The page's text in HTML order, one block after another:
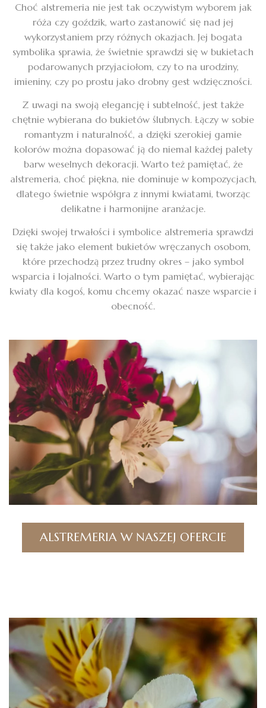
Choć alstremeria nie jest tak oczywistym wyborem jak
róża czy goździk, warto zastanowić się nad jej
wykorzystaniem przy różnych okazjach. Jej bogata
symbolika sprawia, że świetnie sprawdzi się w bukietach
podarowanych przyjaciołom, czy to na urodziny,
imieniny, czy po prostu jako drobny gest wdzięczności.
Z uwagi na swoją elegancję i subtelność, jest także
chętnie wybierana do bukietów ślubnych. Łączy w sobie
romantyzm i naturalność, a dzięki szerokiej gamie
kolorów można dopasować ją do niemal każdej palety
barw weselnych dekoracji. Warto też pamiętać, że
alstremeria, choć piękna, nie dominuje w kompozycjach,
dlatego świetnie współgra z innymi kwiatami, tworząc
delikatne i harmonijne aranżacje.
Dzięki swojej trwałości i symbolice alstremeria sprawdzi
się także jako element bukietów wręczanych osobom,
które przechodzą przez trudny okres – jako symbol
wsparcia i lojalności. Warto o tym pamiętać, wybierając
kwiaty dla kogoś, komu chcemy okazać nasze wsparcie i
obecność.
ALSTREMERIA W NASZEJ OFERCIE